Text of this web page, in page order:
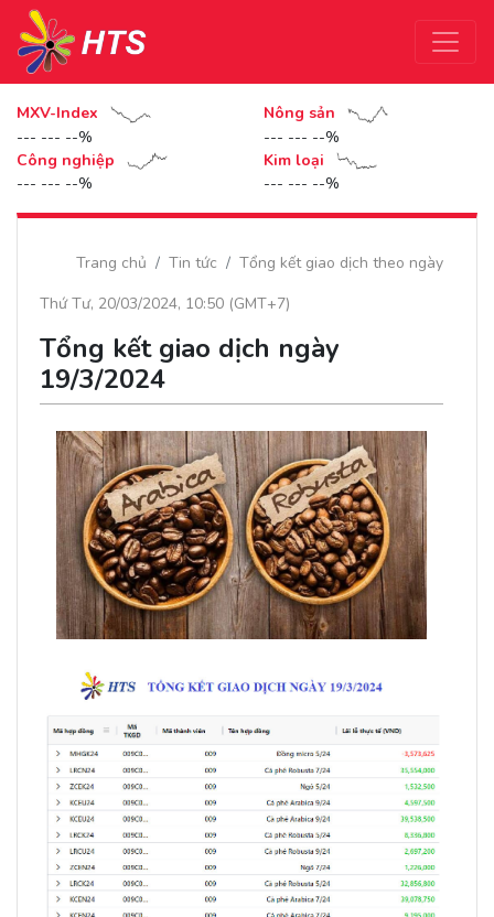
MXV-Index
--- --- --%
Nông sản
--- --- --%
Công nghiệp
--- --- --%
Kim loại
--- --- --%
Trang chủ Tin tức
Tổng kết giao dịch theo ngày
Thứ Tư, 20/03/2024, 10:50 (GMT+7)
Tổng kết giao dịch ngày
19/3/2024